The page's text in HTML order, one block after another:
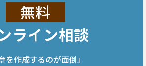
無料
ライン相談
を作成するのが面倒」